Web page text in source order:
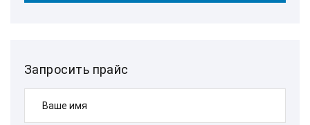
Запросить прайс
Ваше имя